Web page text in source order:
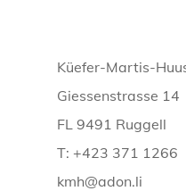
Küefer-Martis-
Giessenstrasse 14
FL 9491 Ruggell
T: +423 371 1266
kmh@adon.li